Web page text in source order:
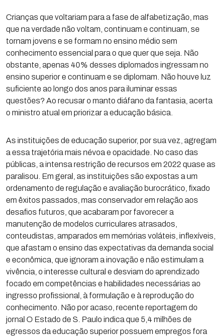
Crianças que voltariam para a fase de alfabetização, mas
que na verdade não voltam, continuam e continuam, se
tornam jovens e se formam no ensino médio sem
conhecimento essencial para o que quer que seja. Não
obstante, apenas 40% desses diplomados ingressam no
ensino superior e continuam e se diplomam. Não houve luz
suficiente ao longo dos anos para iluminar essas
questões? Ao recusar o manto diáfano da fantasia, acerta
o ministro atual em priorizar a educação básica.
As instituições de educação superior, por sua vez, agregam
a essa trajetória mais névoa e opacidade. No caso das
públicas, a intensa restrição de recursos em 2022 quase as
paralisou. Em geral, as instituições são expostas a um
ordenamento de regulação e avaliação burocrático, fixado
em êxitos passados, mas conservador em relação aos
desafios futuros, que acabaram por favorecer a
manutenção de modelos curriculares atrasados,
conteudistas, amparados em memórias voláteis, inflexíveis,
que afastam o ensino das expectativas da demanda social
e econômica, que ignoram a inovação e não estimulam a
vivência, o interesse cultural e desviam do aprendizado
focado em competências e habilidades necessárias ao
ingresso profissional, à formulação e à reprodução do
conhecimento. Não por acaso, recente reportagem do
jornal O Estado de S. Paulo indica que 5,4 milhões de
egressos da educação superior possuem empregos fora